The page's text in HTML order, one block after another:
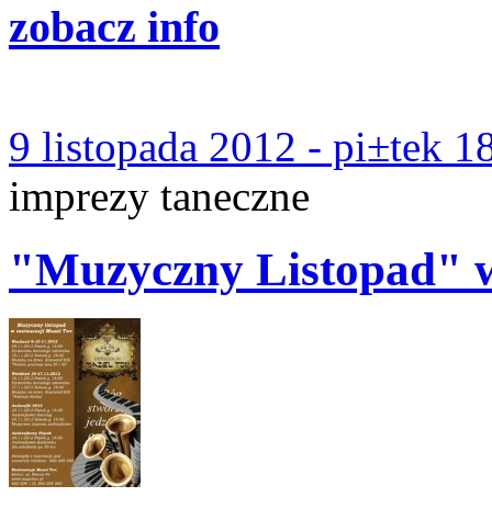
zobacz info
9 listopada 2012 - pi±tek
imprezy taneczne
"Muzyczny Listopad"